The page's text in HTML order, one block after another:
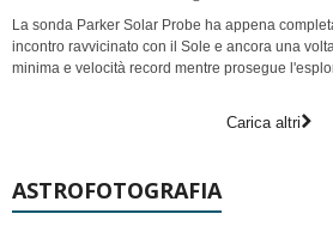
La sonda Parker Solar Probe ha appena
incontro ravvicinato con il Sole e ancora una
minima e velocità record mentre prosegue
Carica altri
ASTROFOTOGRAFIA